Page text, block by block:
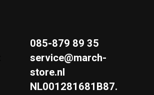
085-879 89 35
service@march-
store.nl
NL001281681B87.